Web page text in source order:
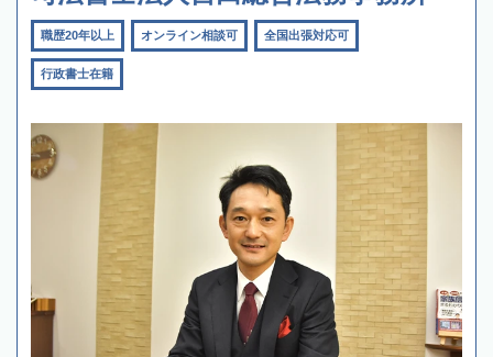
職歴20年以上 オンライン相談可 全国出張対応可
行政書士在籍